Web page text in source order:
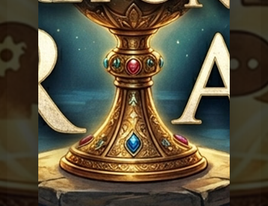
Graal
sexe
Les réponses du
Graal
Graal 163 - La peur de
l'avion
Les réponses du Graal
Graal 162 - Pleurer de
Les réponses du
Graal
Graal 161 - Le monkey-
barring
Les réponses du
Graal
Graal 159 - Le petit
déjeuner